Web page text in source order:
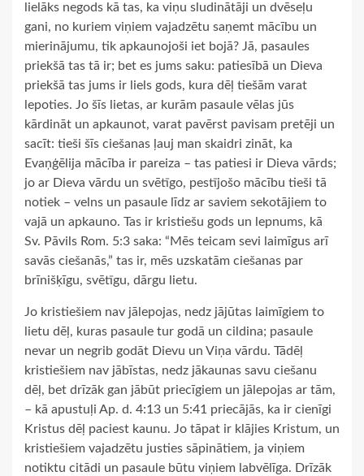
lielāks negods kā tas, ka viņu sludinātāji un dvēseļu
gani, no kuriem viņiem vajadzētu saņemt mācību un
mierinājumu, tik apkaunojoši iet bojā? Jā, pasaules
priekšā tas tā ir; bet es jums saku: patiesībā un Dieva
priekšā tas jums ir liels gods, kura dēļ tiešām varat
lepoties. Jo šīs lietas, ar kurām pasaule vēlas jūs
kārdināt un apkaunot, varat pavērst pavisam pretēji un
sacīt: tieši šīs ciešanas ļauj man skaidri zināt, ka
Evaņģēlija mācība ir pareiza – tas patiesi ir Dieva vārds;
jo ar Dieva vārdu un svētīgo, pestījošo mācību tieši tā
notiek – velns un pasaule līdz ar saviem sekotājiem to
vajā un apkauno. Tas ir kristiešu gods un lepnums, kā
Sv. Pāvils Rom. 5:3 saka: “Mēs teicam sevi laimīgus arī
savās ciešanās,” tas ir, mēs uzskatām ciešanas par
brīnišķīgu, svētīgu, dārgu lietu.
Jo kristiešiem nav jālepojas, nedz jājūtas laimīgiem to
lietu dēļ, kuras pasaule tur godā un cildina; pasaule
nevar un negrib godāt Dievu un Viņa vārdu. Tādēļ
kristiešiem nav jābīstas, nedz jākaunas savu ciešanu
dēļ, bet drīzāk gan jābūt priecīgiem un jālepojas ar tām,
– kā apustuļi Ap. d. 4:13 un 5:41 priecājās, ka ir cienīgi
Kristus dēļ paciest kaunu. Jo tāpat ir klājies Kristum, un
kristiešiem vajadzētu justies sāpinātiem, ja viņiem
notiktu citādi un pasaule būtu viņiem labvēlīga. Drīzāk